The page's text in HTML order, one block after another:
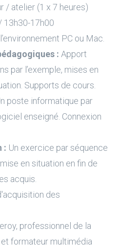
/ atelier (1 x 7 heures)
13h30-17h00
PC ou Mac.
: Apport
par l’exemple, mises en
Supports de cours.
poste informatique par
enseigné. Connexion
: Un exercice par séquence
en situation en fin de
acquis.
des
professionnel de la
formateur multimédia